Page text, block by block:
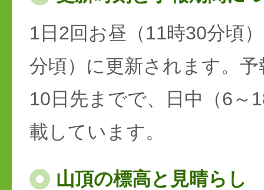
1日2回お昼（11時30分頃
分頃）に更新されます。
10日先までで、日中（6～
載しています。
山頂の標高と見晴らし